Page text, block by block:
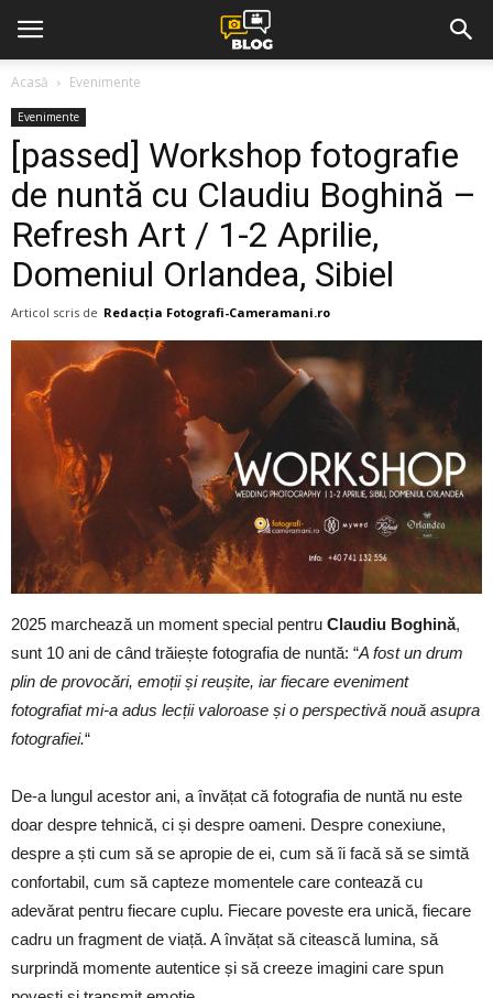
Acasă Evenimente
Evenimente
[passed] Workshop fotografie
de nuntă cu Claudiu Boghină –
Refresh Art / 1-2 Aprilie,
Domeniul Orlandea, Sibiel
Articol scris de Redacția Fotografi-Cameramani.ro
2025 marchează un moment special pentru Claudiu Boghină,
sunt 10 ani de când trăiește fotografia de nuntă: “A fost un drum
plin de provocări, emoții și reușite, iar fiecare eveniment
fotografiat mi-a adus lecții valoroase și o perspectivă nouă asupra
fotografiei.“
De-a lungul acestor ani, a învățat că fotografia de nuntă nu este
doar despre tehnică, ci și despre oameni. Despre conexiune,
despre a ști cum să se apropie de ei, cum să îi facă să se simtă
confortabil, cum să capteze momentele care contează cu
adevărat pentru fiecare cuplu. Fiecare poveste era unică, fiecare
cadru un fragment de viață. A învățat să citească lumina, să
surprindă momente autentice și să creeze imagini care spun